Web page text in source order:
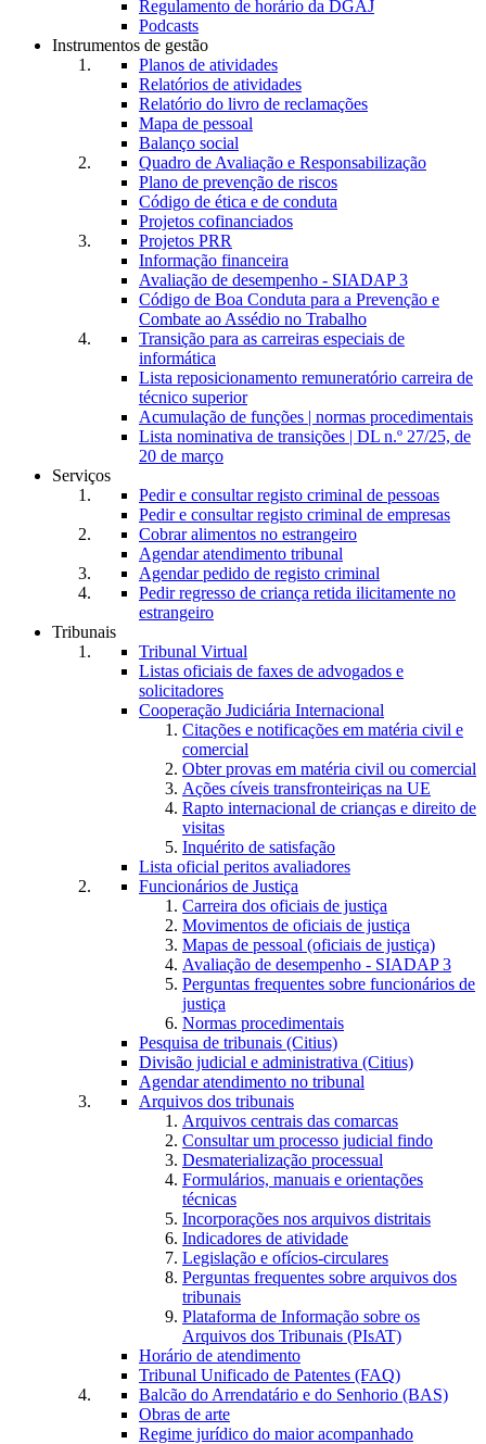
Regulamento de horário da DGAJ
Podcasts
Instrumentos de gestão
Planos de atividades
Relatórios de atividades
Relatório do livro de reclamações
Mapa de pessoal
Balanço social
Quadro de Avaliação e Responsabilização
Plano de prevenção de riscos
Código de ética e de conduta
Projetos cofinanciados
Projetos PRR
Informação financeira
Avaliação de desempenho - SIADAP 3
Código de Boa Conduta para a Prevenção e
Combate ao Assédio no Trabalho
Transição para as carreiras especiais de
informática
Lista reposicionamento remuneratório carreira de
técnico superior
Acumulação de funções | normas procedimentais
Lista nominativa de transições | DL n.º 27/25, de
20 de março
Serviços
Pedir e consultar registo criminal de pessoas
Pedir e consultar registo criminal de empresas
Cobrar alimentos no estrangeiro
Agendar atendimento tribunal
Agendar pedido de registo criminal
Pedir regresso de criança retida ilicitamente no
estrangeiro
Tribunais
Tribunal Virtual
Listas oficiais de faxes de advogados e
solicitadores
Cooperação Judiciária Internacional
Citações e notificações em matéria civil e
comercial
Obter provas em matéria civil ou comercial
Ações cíveis transfronteiriças na UE
Rapto internacional de crianças e direito de
visitas
Inquérito de satisfação
Lista oficial peritos avaliadores
Funcionários de Justiça
Carreira dos oficiais de justiça
Movimentos de oficiais de justiça
Mapas de pessoal (oficiais de justiça)
Avaliação de desempenho - SIADAP 3
Perguntas frequentes sobre funcionários de
justiça
Normas procedimentais
Pesquisa de tribunais (Citius)
Divisão judicial e administrativa (Citius)
Agendar atendimento no tribunal
Arquivos dos tribunais
Arquivos centrais das comarcas
Consultar um processo judicial findo
Desmaterialização processual
Formulários, manuais e orientações
técnicas
Incorporações nos arquivos distritais
Indicadores de atividade
Legislação e ofícios-circulares
Perguntas frequentes sobre arquivos dos
tribunais
Plataforma de Informação sobre os
Arquivos dos Tribunais (PIsAT)
Horário de atendimento
Tribunal Unificado de Patentes (FAQ)
Balcão do Arrendatário e do Senhorio (BAS)
Obras de arte
Regime jurídico do maior acompanhado